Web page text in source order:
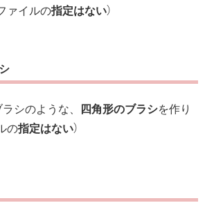
ァイルの指定はない）
ラシのような、 四角形のブラシを作り
の指定はない）